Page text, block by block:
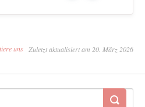
uns Zuletzt aktualisiert am 20. März 2026